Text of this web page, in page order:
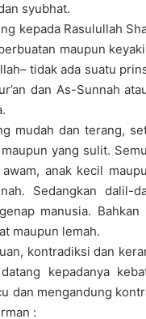
syubhat.
kepada Rasulullah
maupun
tidak ada suatu
dan As-Sunnah
mudah dan terang,
yang sulit.
anak kecil
Sedangkan dalil-
manusia.
maupun lemah.
kontradiksi dan
kepadanya
dan mengandung
: